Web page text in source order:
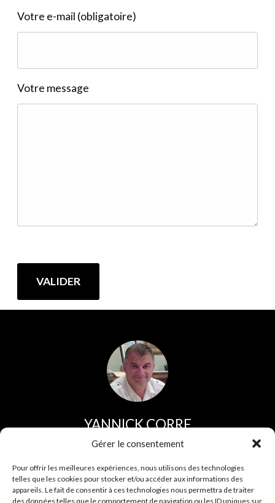
Gérer le consentement
Pour offrir les meilleures expériences, nous utilisons des technologies
telles que les cookies pour stocker et/ou accéder aux informations des
appareils. Le fait de consentir à ces technologies nous permettra de traiter
des données telles que le comportement de navigation ou les ID uniques sur
Votre e-mail (obligatoire)
Votre message
YANNICK CORRE
Direction et service commercial
Fax :02 96 43 35 75